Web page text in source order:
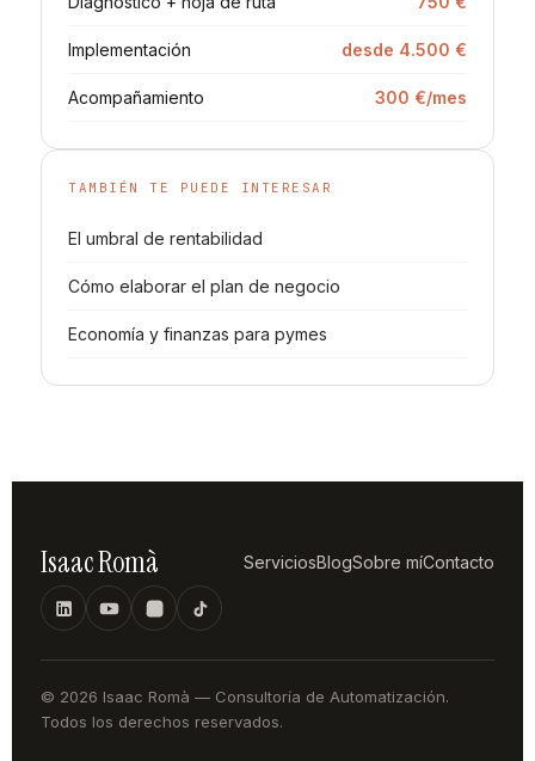
Implementación desde 4.500 €
Acompañamiento 300 €/mes
TAMBIÉN TE PUEDE INTERESAR
El umbral de rentabilidad
Cómo elaborar el plan de negocio
Economía y finanzas para pymes
Isaac Romà ServiciosBlogSobre míContacto
© 2026 Isaac Romà — Consultoría de Automatización.
Todos los derechos reservados.